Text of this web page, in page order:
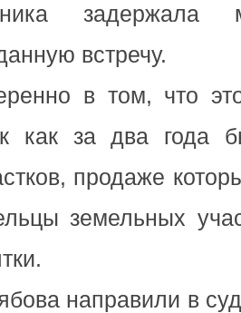
задержала
встречу.
в том, что
как за два года
продаже
земельных
направили в